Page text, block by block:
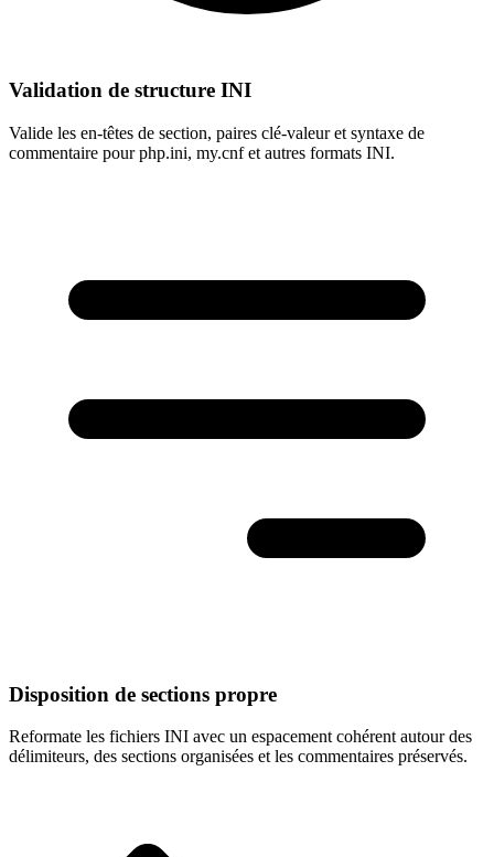
Validation de structure INI
Valide les en-têtes de section, paires clé-valeur et syntaxe de
commentaire pour php.ini, my.cnf et autres formats INI.
Disposition de sections propre
Reformate les fichiers INI avec un espacement cohérent autour des
délimiteurs, des sections organisées et les commentaires préservés.